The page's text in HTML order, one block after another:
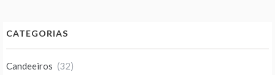
CATEGORIAS
Candeeiros (32)